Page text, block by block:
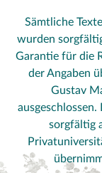
Sämtliche
wurden
Garantie für die
der Angaben
Gustav
sorgfältig